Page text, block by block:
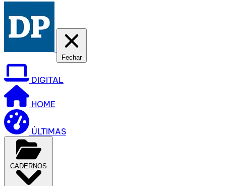
Fechar
DIGITAL
HOME
ÚLTIMAS
CADERNOS